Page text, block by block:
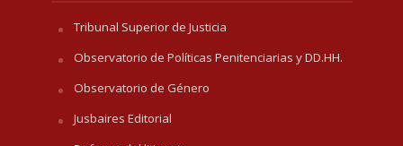
Tribunal Superior de Justicia
Observatorio de Políticas Penitenciarias y DD.HH.
Observatorio de Género
Jusbaires Editorial